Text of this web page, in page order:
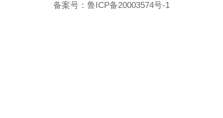
备案号： 鲁ICP备20003574号-1